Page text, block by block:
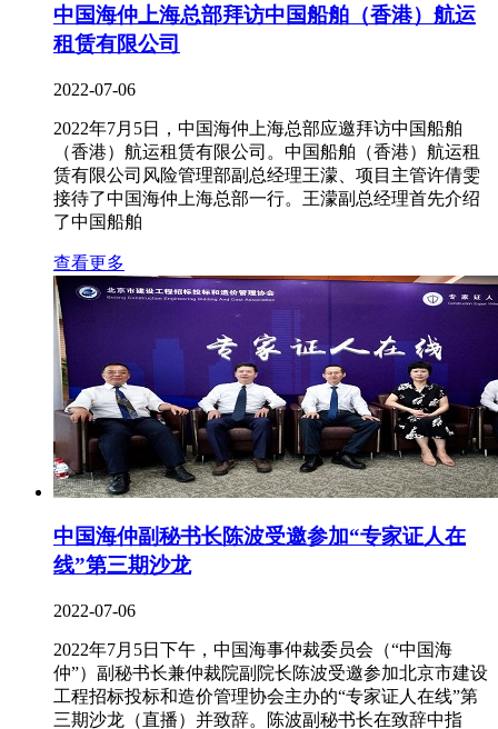
中国海仲上海总部拜访中国船舶（香港）航运
租赁有限公司
2022-07-06
2022年7月5日，中国海仲上海总部应邀拜访中国船舶
（香港）航运租赁有限公司。中国船舶（香港）航运租
赁有限公司风险管理部副总经理王濛、项目主管许倩雯
接待了中国海仲上海总部一行。王濛副总经理首先介绍
了中国船舶
查看更多
中国海仲副秘书长陈波受邀参加“专家证人在
线”第三期沙龙
2022-07-06
2022年7月5日下午，中国海事仲裁委员会（“中国海
仲”）副秘书长兼仲裁院副院长陈波受邀参加北京市建设
工程招标投标和造价管理协会主办的“专家证人在线”第
三期沙龙（直播）并致辞。陈波副秘书长在致辞中指